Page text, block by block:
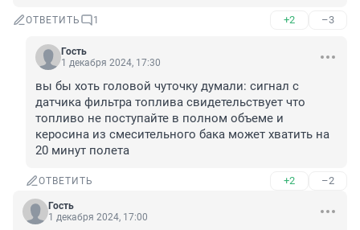
ОТВЕТИТЬ 1 +2 –3
Гость
1 декабря 2024, 17:30
вы бы хоть головой чуточку думали: сигнал с
датчика фильтра топлива свидетельствует что
топливо не поступайте в полном объеме и
керосина из смесительного бака может хватить на
20 минут полета
ОТВЕТИТЬ +2 –2
Гость
1 декабря 2024, 17:00